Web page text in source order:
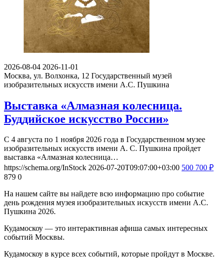
2026-08-04 2026-11-01
Москва, ул. Волхонка, 12 Государственный музей
изобразительных искусств имени А.С. Пушкина
Выставка «Алмазная колесница.
Буддийское искусство России»
С 4 августа по 1 ноября 2026 года в Государственном музее
изобразительных искусств имени А. С. Пушкина пройдет
выставка «Алмазная колесница…
https://schema.org/InStock 2026-07-20T09:07:00+03:00 500 700 ₽
879 0
На нашем сайте вы найдете всю информацию про событие
день рождения музея изобразительных искусств имени А.С.
Пушкина 2026.
Кудамоскоу — это интерактивная афиша самых интересных
событий Москвы.
Кудамоскоу в курсе всех событий, которые пройдут в Москве.